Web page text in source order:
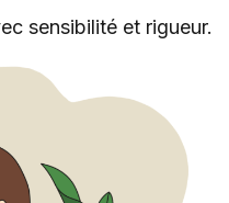
sensibilité et rigueur.